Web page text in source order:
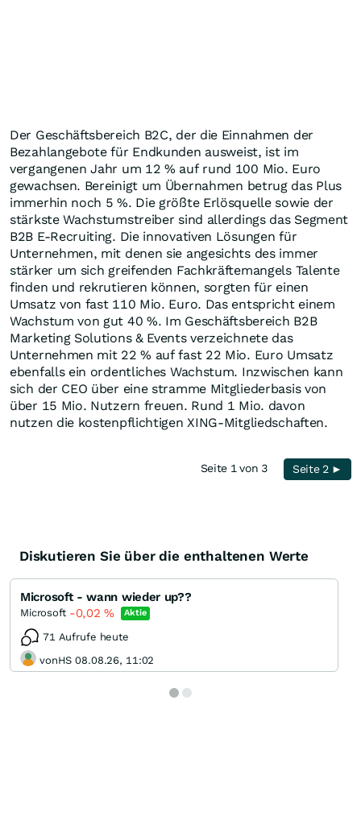
Der Geschäftsbereich B2C, der die Einnahmen der
Bezahlangebote für Endkunden ausweist, ist im
vergangenen Jahr um 12 % auf rund 100 Mio. Euro
gewachsen. Bereinigt um Übernahmen betrug das Plus
immerhin noch 5 %. Die größte Erlösquelle sowie der
stärkste Wachstumstreiber sind allerdings das Segment
B2B E-Recruiting. Die innovativen Lösungen für
Unternehmen, mit denen sie angesichts des immer
stärker um sich greifenden Fachkräftemangels Talente
finden und rekrutieren können, sorgten für einen
Umsatz von fast 110 Mio. Euro. Das entspricht einem
Wachstum von gut 40 %. Im Geschäftsbereich B2B
Marketing Solutions & Events verzeichnete das
Unternehmen mit 22 % auf fast 22 Mio. Euro Umsatz
ebenfalls ein ordentliches Wachstum. Inzwischen kann
sich der CEO über eine stramme Mitgliederbasis von
über 15 Mio. Nutzern freuen. Rund 1 Mio. davon
nutzen die kostenpflichtigen XING-Mitgliedschaften.
Seite 1 von 3 Seite 2 ►
Diskutieren Sie über die enthaltenen Werte
Microsoft - wann wieder up??
Microsoft -0,02% Aktie
71 Aufrufe heute
vonHS 08.08.26, 11:02